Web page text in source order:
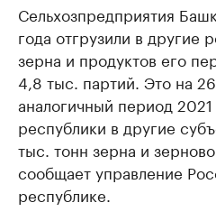
Сельхозпредприятия
года отгрузили в другие
зерна и продуктов его
4,8 тыс. партий. Это на
аналогичный период 2021
республики в другие
тыс. тонн зерна и
сообщает управление
республике.